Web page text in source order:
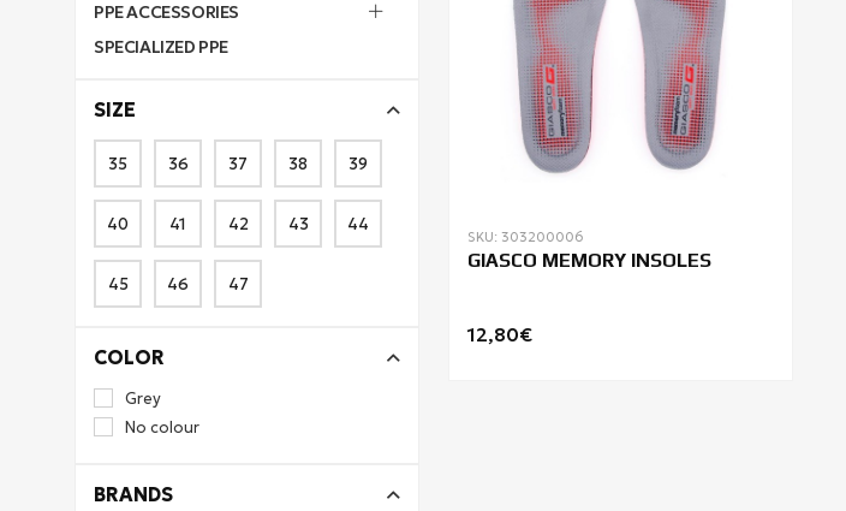
PPE ACCESSORIES
SPECIALIZED PPE
SIZE
35 36 37 38 39
40 41 42 43 44
45 46 47
COLOR
Grey
No colour
BRANDS
SKU: 303200006
GIASCO MEMORY INSOLES
12,80€